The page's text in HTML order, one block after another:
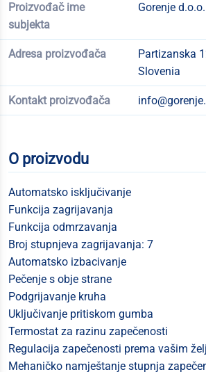
Proizvođač ime
subjekta
Gorenje d.o.o.
Adresa proizvođača
Partizanska
Slovenia
Kontakt proizvođača
O proizvodu
Automatsko isključivanje
Funkcija zagrijavanja
Funkcija odmrzavanja
Broj stupnjeva zagrijavanja: 7
Automatsko izbacivanje
Pečenje s obje strane
Podgrijavanje kruha
Uključivanje pritiskom gumba
Termostat za razinu zapečenosti
Regulacija zapečenosti prema vašim
Mehaničko namještanje stupnja